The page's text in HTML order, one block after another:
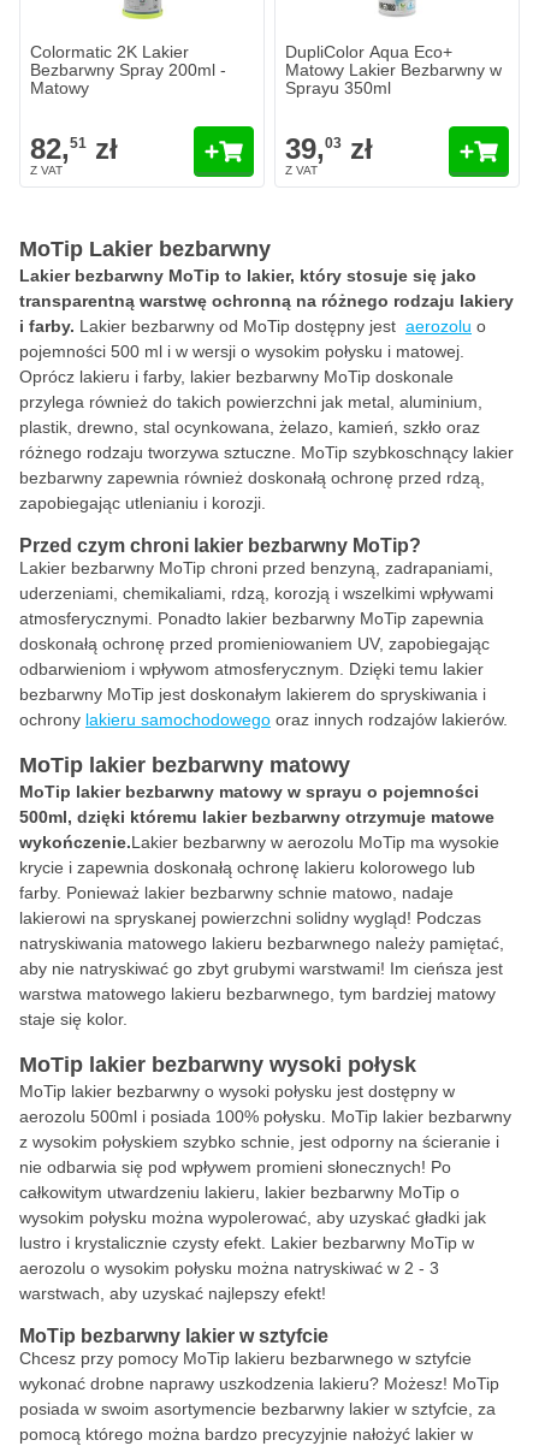
Colormatic 2K Lakier
Bezbarwny Spray 200ml -
Matowy
82,51 zł
DupliColor Aqua Eco+
Matowy Lakier Bezbarwny w
Sprayu 350ml
39,03 zł
MoTip Lakier bezbarwny
Lakier bezbarwny MoTip to lakier, który stosuje się jako
transparentną warstwę ochronną na różnego rodzaju lakiery
i farby. Lakier bezbarwny od MoTip dostępny jest aerozolu o
pojemności 500 ml i w wersji o wysokim połysku i matowej.
Oprócz lakieru i farby, lakier bezbarwny MoTip doskonale
przylega również do takich powierzchni jak metal, aluminium,
plastik, drewno, stal ocynkowana, żelazo, kamień, szkło oraz
różnego rodzaju tworzywa sztuczne. MoTip szybkoschnący lakier
bezbarwny zapewnia również doskonałą ochronę przed rdzą,
zapobiegając utlenianiu i korozji.
Przed czym chroni lakier bezbarwny MoTip?
Lakier bezbarwny MoTip chroni przed benzyną, zadrapaniami,
uderzeniami, chemikaliami, rdzą, korozją i wszelkimi wpływami
atmosferycznymi. Ponadto lakier bezbarwny MoTip zapewnia
doskonałą ochronę przed promieniowaniem UV, zapobiegając
odbarwieniom i wpływom atmosferycznym. Dzięki temu lakier
bezbarwny MoTip jest doskonałym lakierem do spryskiwania i
ochrony lakieru samochodowego oraz innych rodzajów lakierów.
MoTip lakier bezbarwny matowy
MoTip lakier bezbarwny matowy w sprayu o pojemności
500ml, dzięki któremu lakier bezbarwny otrzymuje matowe
wykończenie.Lakier bezbarwny w aerozolu MoTip ma wysokie
krycie i zapewnia doskonałą ochronę lakieru kolorowego lub
farby. Ponieważ lakier bezbarwny schnie matowo, nadaje
lakierowi na spryskanej powierzchni solidny wygląd! Podczas
natryskiwania matowego lakieru bezbarwnego należy pamiętać,
aby nie natryskiwać go zbyt grubymi warstwami! Im cieńsza jest
warstwa matowego lakieru bezbarwnego, tym bardziej matowy
staje się kolor.
MoTip lakier bezbarwny wysoki połysk
MoTip lakier bezbarwny o wysoki połysku jest dostępny w
aerozolu 500ml i posiada 100% połysku. MoTip lakier bezbarwny
z wysokim połyskiem szybko schnie, jest odporny na ścieranie i
nie odbarwia się pod wpływem promieni słonecznych! Po
całkowitym utwardzeniu lakieru, lakier bezbarwny MoTip o
wysokim połysku można wypolerować, aby uzyskać gładki jak
lustro i krystalicznie czysty efekt. Lakier bezbarwny MoTip w
aerozolu o wysokim połysku można natryskiwać w 2 - 3
warstwach, aby uzyskać najlepszy efekt!
MoTip bezbarwny lakier w sztyfcie
Chcesz przy pomocy MoTip lakieru bezbarwnego w sztyfcie
wykonać drobne naprawy uszkodzenia lakieru? Możesz! MoTip
posiada w swoim asortymencie bezbarwny lakier w sztyfcie, za
pomocą którego można bardzo precyzyjnie nałożyć lakier w